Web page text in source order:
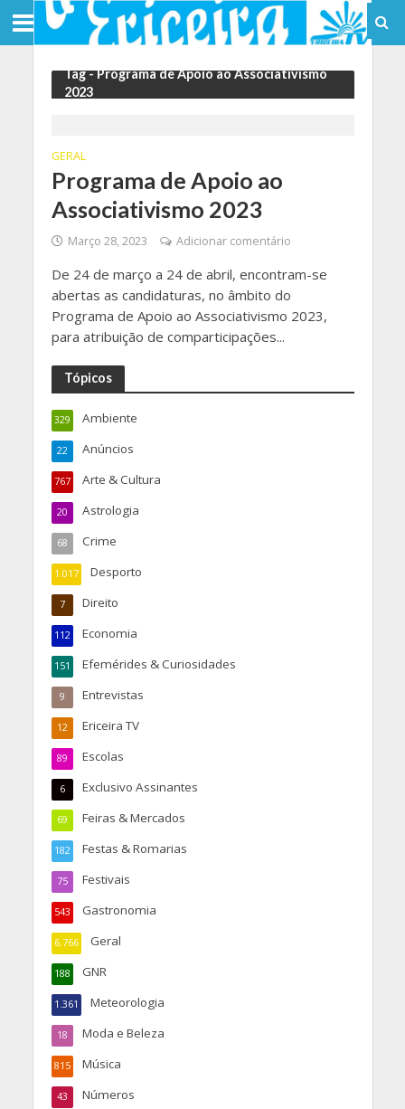
Tag - Programa de Apoio ao Associativismo
2023
GERAL
Programa de Apoio ao
Associativismo 2023
Março 28, 2023 Adicionar comentário
De 24 de março a 24 de abril, encontram-se
abertas as candidaturas, no âmbito do
Programa de Apoio ao Associativismo 2023,
para atribuição de comparticipações...
Tópicos
Ambiente
329
Anúncios
22
Arte & Cultura
767
Astrologia
20
Crime
68
Desporto
1.017
Direito
7
Economia
112
Efemérides & Curiosidades
151
Entrevistas
9
Ericeira TV
12
Escolas
89
Exclusivo Assinantes
6
Feiras & Mercados
69
Festas & Romarias
182
Festivais
75
Gastronomia
543
Geral
6.766
GNR
188
Meteorologia
1.361
Moda e Beleza
18
Música
815
Números
43